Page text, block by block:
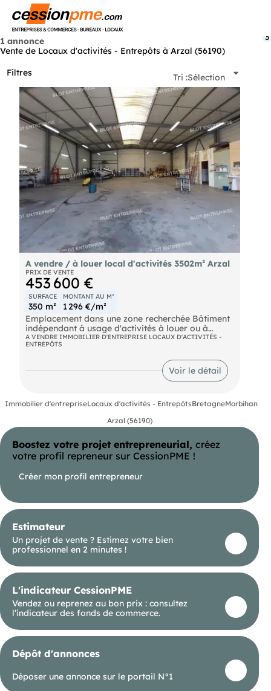
1 annonce
Vente de Locaux d'activités - Entrepôts à Arzal (56190)
Filtres
3
Tri :Sélection
A vendre / à louer local d'activités 3502m² Arzal
PRIX DE VENTE
453 600 €
SURFACE
350 m²
MONTANT AU M²
1 296 €/m²
Emplacement dans une zone recherchée Bâtiment
indépendant à usage d'activités à louer ou à
vendre d'environ 350 m², le tout sur un terrain clos
de 1 600 m² environ.
- Couverture en bac acier isolé, ossature et
informations sur les risques naturels, miniers, ou
sont disponibles sur le site
A VENDRE IMMOBILIER D'ENTREPRISE LOCAUX D'ACTIVITÉS -
ENTREPÔTS
Voir le détail
Immobilier d'entrepriseLocaux d'activités - EntrepôtsBretagneMorbihan
Arzal (56190)
Boostez votre projet entrepreneurial, créez
votre profil repreneur sur CessionPME !
Créer mon profil entrepreneur
Estimateur
Un projet de vente ? Estimez votre bien
professionnel en 2 minutes !
L'indicateur CessionPME
Vendez ou reprenez au bon prix : consultez
l’indicateur des fonds de commerce.
Dépôt d'annonces
Déposer une annonce sur le portail N°1